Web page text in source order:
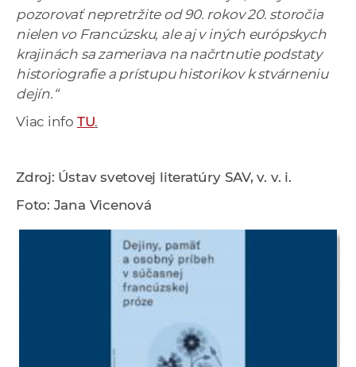
pozorovať nepretržite od 90. rokov 20. storočia
nielen vo Francúzsku, ale aj v iných európskych
krajinách sa zameriava na načrtnutie podstaty
historiografie a prístupu historikov k stvárneniu
dejín.“
Viac info TU.
Zdroj: Ústav svetovej literatúry SAV, v. v. i.
Foto: Jana Vicenová